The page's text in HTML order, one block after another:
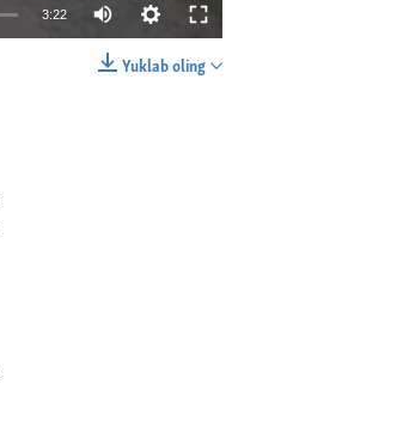
3:22
Yuklab oling